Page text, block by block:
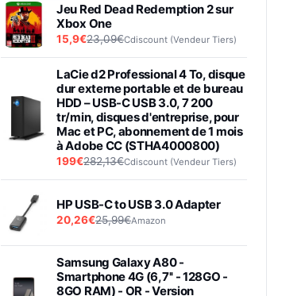
Jeu Red Dead Redemption 2 sur
Xbox One
15,9€23,09€Cdiscount (Vendeur Tiers)
LaCie d2 Professional 4 To, disque
dur externe portable et de bureau
HDD – USB-C USB 3.0, 7 200
tr/min, disques d'entreprise, pour
Mac et PC, abonnement de 1 mois
à Adobe CC (STHA4000800)
199€282,13€Cdiscount (Vendeur Tiers)
HP USB-C to USB 3.0 Adapter
20,26€25,99€Amazon
Samsung Galaxy A80 -
Smartphone 4G (6,7'' - 128GO -
8GO RAM) - OR - Version